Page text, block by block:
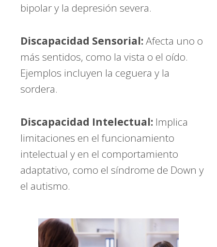
bipolar y la depresión severa.
Discapacidad Sensorial:Afecta uno o
más sentidos, como la vista o el oído.
Ejemplos incluyen la ceguera y la
sordera.
Discapacidad Intelectual: Implica
limitaciones en el funcionamiento
intelectual y en el comportamiento
adaptativo, como el síndrome de Down y
el autismo.